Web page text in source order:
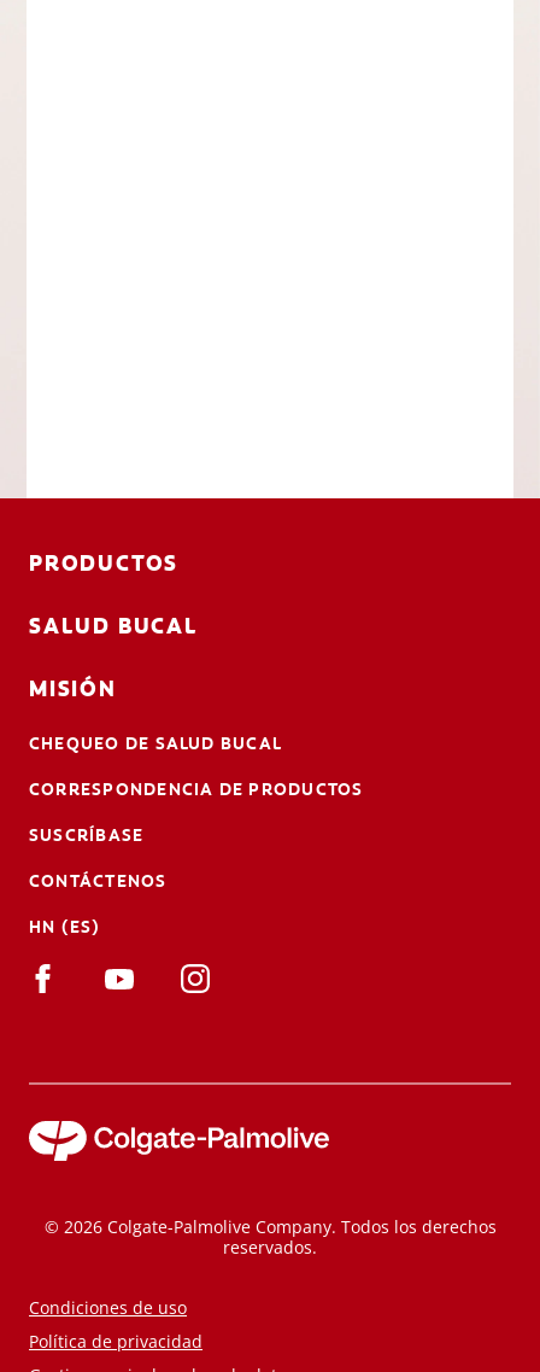
PRODUCTOS
SALUD BUCAL
MISIÓN
CHEQUEO DE SALUD BUCAL
CORRESPONDENCIA DE PRODUCTOS
SUSCRÍBASE
CONTÁCTENOS
HN (ES)
© 2026 Colgate-Palmolive Company. Todos los derechos
reservados.
Condiciones de uso
Política de privacidad